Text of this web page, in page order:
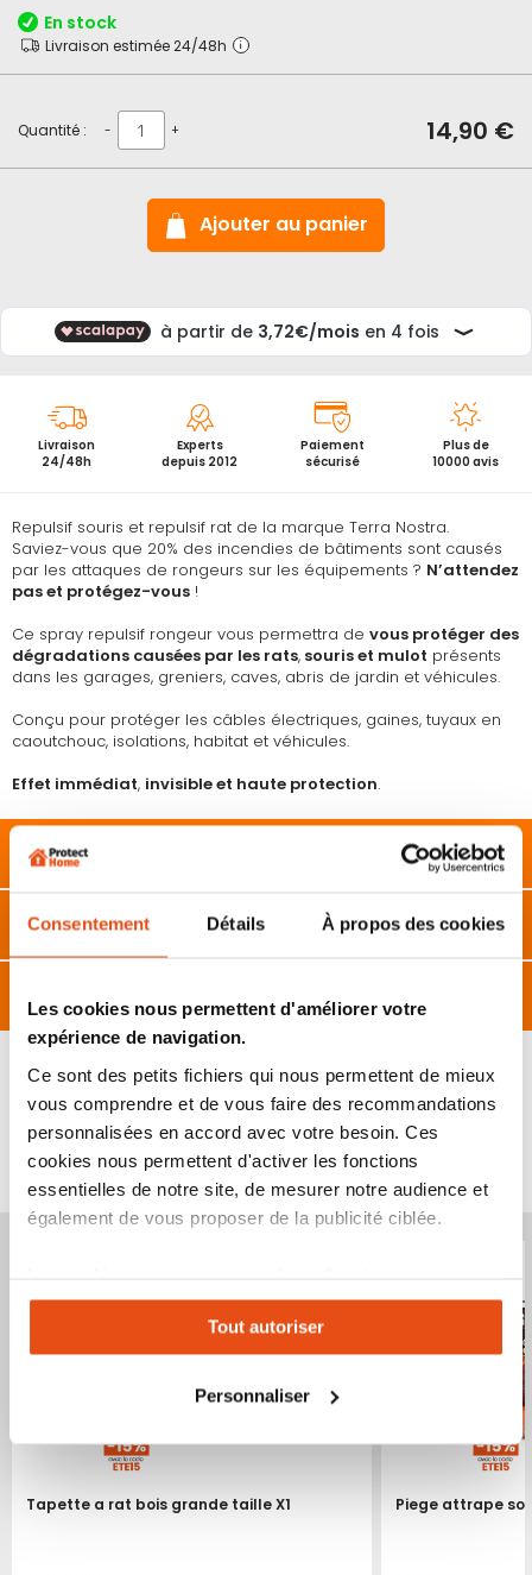
Consentement Détails À propos des cookies
Les cookies nous permettent d'améliorer votre
expérience de navigation.
Ce sont des petits fichiers qui nous permettent de mieux
vous comprendre et de vous faire des recommandations
personnalisées en accord avec votre besoin. Ces
cookies nous permettent d'activer les fonctions
essentielles de notre site, de mesurer notre audience et
également de vous proposer de la publicité ciblée.
expérience personnalisée sur notre site. Vous pouvez
changer votre choix à n'importe quel moment. Refuser
tous les cookies peut limiter certaines fonctionnalités.
Tout autoriser
Personnaliser
de
la
Repulsif souris et repulsif rat de la marque Terra Nostra.
Saviez-vous que 20% des incendies de bâtiments sont causés
par les attaques de rongeurs sur les équipements ? N’attendez
pas et protégez-vous !
Ce spray repulsif rongeur vous permettra de vous protéger des
dégradations causées par les rats, souris et mulot présents
dans les garages, greniers, caves, abris de jardin et véhicules.
Conçu pour protéger les câbles électriques, gaines, tuyaux en
caoutchouc, isolations, habitat et véhicules.
Effet immédiat, invisible et haute protection.
En stock
Livraison estimée 24/48h
Quantité : - + 14,90 €
Ajouter au panier
Livraison
24/48h
Experts
depuis 2012
Paiement
sécurisé
Plus de
10000 avis
Description
Caractéristiques
Avis
VOUS POURRIEZ ÉGALEMENT ÊTRE INTÉRESSÉ
PAR...
Tapette a rat bois grande taille X1
Produit épuisé
Piege attrape
Produit épuisé